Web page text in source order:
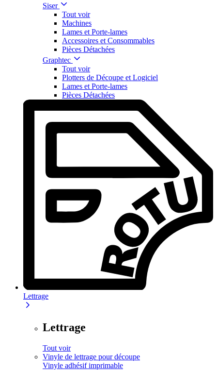
Siser
Tout voir
Machines
Lames et Porte-lames
Accessoires et Consommables
Pièces Détachées
Graphtec
Tout voir
Plotters de Découpe et Logiciel
Lames et Porte-lames
Pièces Détachées
Lettrage
Lettrage
Tout voir
Vinyle de lettrage pour découpe
Vinyle adhésif imprimable